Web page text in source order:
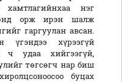
нэг
орж ирэн шалж
гаргуулан авсан.
үгэндээ хүрээгүй
ч удаа хийгээгүй,
төгсөгч нар биш
буцах